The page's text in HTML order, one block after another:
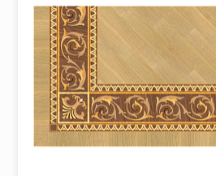
Мы производим на заказ
Стоимость и срок изготовления